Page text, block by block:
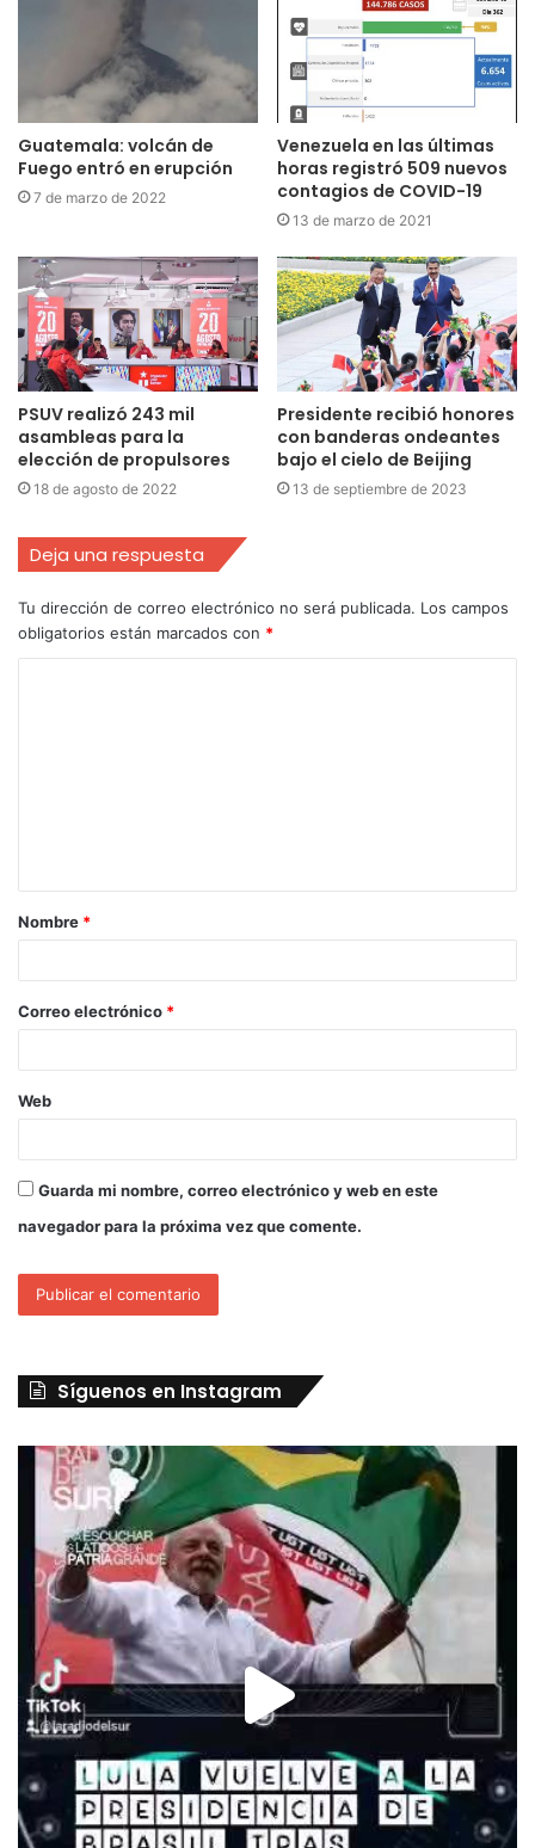
Guatemala: volcán de
Fuego entró en erupción
7 de marzo de 2022
Venezuela en las últimas
horas registró 509 nuevos
contagios de COVID-19
13 de marzo de 2021
PSUV realizó 243 mil
asambleas para la
elección de propulsores
18 de agosto de 2022
Presidente recibió honores
con banderas ondeantes
bajo el cielo de Beijing
13 de septiembre de 2023
Deja una respuesta
Tu dirección de correo electrónico no será publicada. Los campos
obligatorios están marcados con *
Nombre *
Correo electrónico *
Web
Guarda mi nombre, correo electrónico y web en este
navegador para la próxima vez que comente.
Síguenos en Instagram